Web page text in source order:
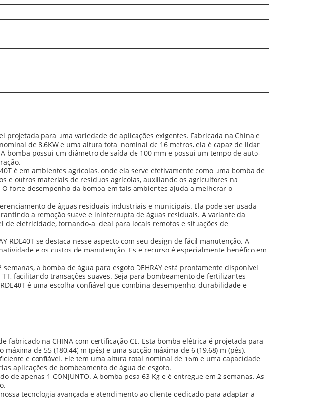
projetada para uma variedade de aplicações exigentes. Fabricada na China e
de 8,6KW e uma altura total nominal de 16 metros, ela é capaz de lidar
bomba possui um diâmetro de saída de 100 mm e possui um tempo de auto-
é em ambientes agrícolas, onde ela serve efetivamente como uma bomba de
outros materiais de resíduos agrícolas, auxiliando os agricultores na
forte desempenho da bomba em tais ambientes ajuda a melhorar o
de águas residuais industriais e municipais. Ela pode ser usada
a remoção suave e ininterrupta de águas residuais. A variante da
eletricidade, tornando-a ideal para locais remotos e situações de
se destaca nesse aspecto com seu design de fácil manutenção. A
e os custos de manutenção. Este recurso é especialmente benéfico em
a bomba de água para esgoto DEHRAY está prontamente disponível
facilitando transações suaves. Seja para bombeamento de fertilizantes
é uma escolha confiável que combina desempenho, durabilidade e
fabricado na CHINA com certificação CE. Esta bomba elétrica é projetada para
de 55 (180,44) m (pés) e uma sucção máxima de 6 (19,68) m (pés).
e confiável. Ele tem uma altura total nominal de 16m e uma capacidade
aplicações de bombeamento de água de esgoto.
apenas 1 CONJUNTO. A bomba pesa 63 Kg e é entregue em 2 semanas. As
tecnologia avançada e atendimento ao cliente dedicado para adaptar a